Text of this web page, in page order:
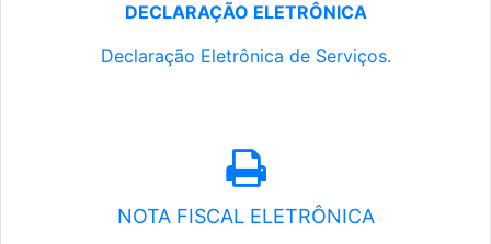
DECLARAÇÃO ELETRÔNICA
Declaração Eletrônica de Serviços.
NOTA FISCAL ELETRÔNICA